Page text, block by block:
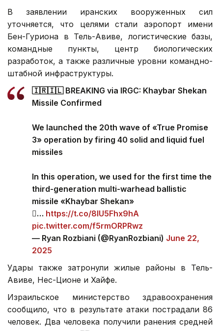
В заявлении иранских вооруженных сил
уточняется, что целями стали аэропорт имени
Бен-Гуриона в Тель-Авиве, логистические базы,
командные пункты, центр биологических
разработок, а также различные уровни командно-
штабной инфраструктуры.
🇮🇷🇮🇱 BREAKING via IRGC: Khaybar Shekan
Missile Confirmed
We launched the 20th wave of «True Promise
3» operation by firing 40 solid and liquid fuel
missiles
In this operation, we used for the first time the
third-generation multi-warhead ballistic
missile «Khaybar Shekan»
… https://t.co/8IU5Fhx9hA
pic.twitter.com/f5rmORPRwz
— Ryan Rozbiani (@RyanRozbiani) June 22,
2025
Удары также затронули жилые районы в Тель-
Авиве, Нес-Ционе и Хайфе.
Израильское министерство здравоохранения
сообщило, что в результате атаки пострадали 86
человек. Два человека получили ранения средней